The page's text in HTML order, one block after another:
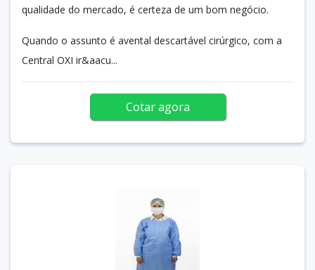
qualidade do mercado, é certeza de um bom negócio.
Quando o assunto é avental descartável cirúrgico, com a
Central OXI ir&aacu...
Cotar agora